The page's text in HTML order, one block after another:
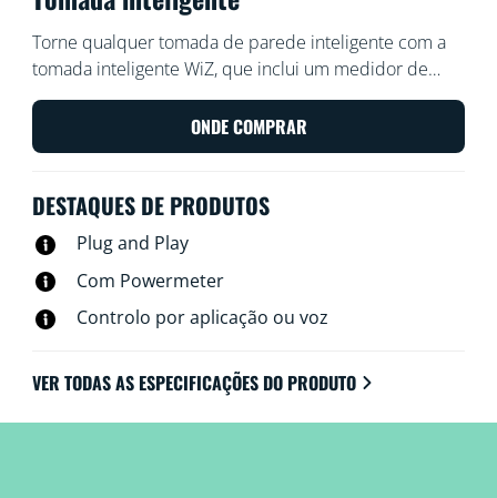
Torne qualquer tomada de parede inteligente com a
tomada inteligente WiZ, que inclui um medidor de
potência para medir a quantidade de energia
consumida pela tomada. Controle a sua tomada com a
aplicação WiZ ou a sua voz: por exemplo, acenda ou
toque.
ONDE COMPRAR
DESTAQUES DE PRODUTOS
Plug and Play
Com Powermeter
Controlo por aplicação ou voz
VER TODAS AS ESPECIFICAÇÕES DO PRODUTO